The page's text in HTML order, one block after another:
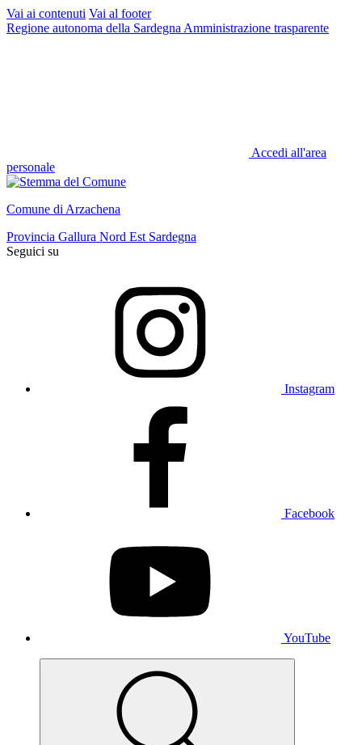
Vai ai contenuti Vai al footer
Regione autonoma della Sardegna Amministrazione trasparente
Accedi all'area
personale
Comune di Arzachena
Provincia Gallura Nord Est Sardegna
Seguici su
Instagram
Facebook
YouTube